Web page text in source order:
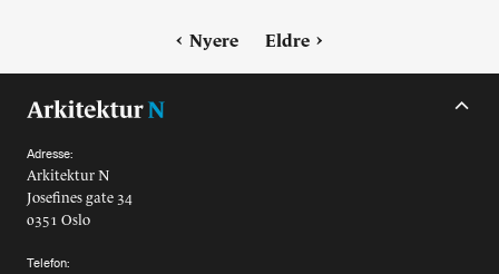
Nyere Eldre
Adresse:
Arkitektur N
Josefines gate 34
0351 Oslo
Telefon: